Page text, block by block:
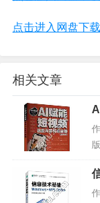
点击进入网盘下
相关文章